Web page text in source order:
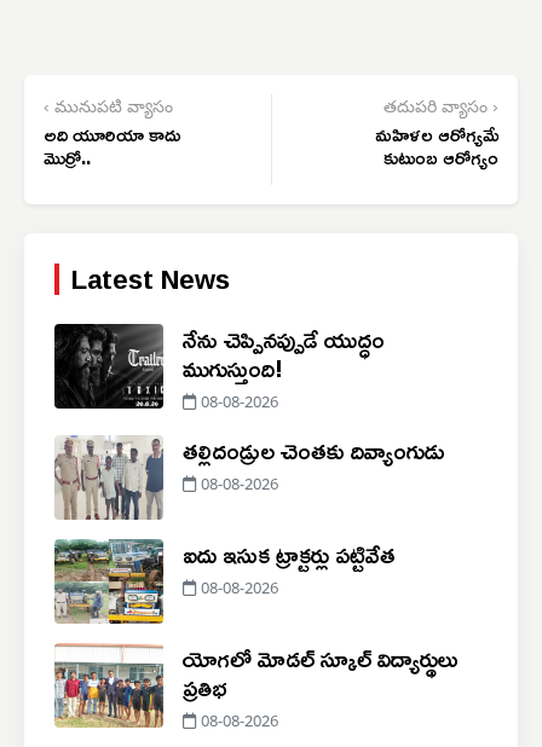
‹ మునుపటి వ్యాసం
అది యూరియా కాదు
మొర్రో..
తదుపరి వ్యాసం ›
మహిళల ఆరోగ్యమే
కుటుంబ ఆరోగ్యం
Latest News
నేను చెప్పినప్పుడే యుద్ధం
ముగుస్తుంది!
08-08-2026
తల్లిదండ్రుల చెంతకు దివ్యాంగుడు
08-08-2026
ఐదు ఇసుక ట్రాక్టర్లు పట్టివేత
08-08-2026
యోగలో మోడల్ స్కూల్ విద్యార్థులు
ప్రతిభ
08-08-2026